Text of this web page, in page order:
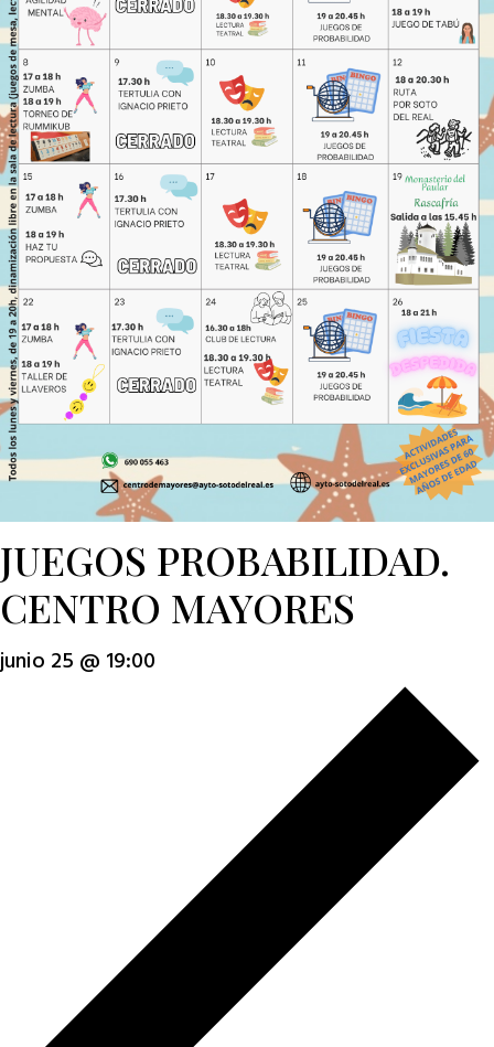
JUEGOS PROBABILIDAD.
CENTRO MAYORES
junio 25 @ 19:00